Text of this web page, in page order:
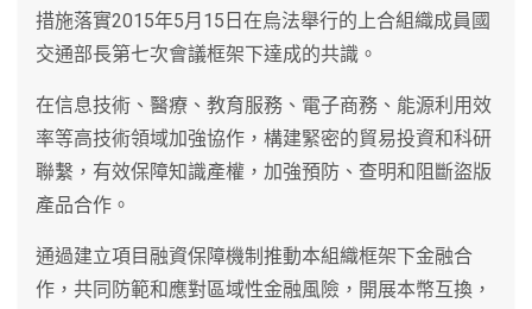
措施落實2015年5月15日在烏法舉行的上合組織成員國
交通部長第七次會議框架下達成的共識。
在信息技術、醫療、教育服務、電子商務、能源利用效
率等高技術領域加強協作，構建緊密的貿易投資和科研
聯繫，有效保障知識產權，加強預防、查明和阻斷盜版
產品合作。
通過建立項目融資保障機制推動本組織框架下金融合
作，共同防範和應對區域性金融風險，開展本幣互換，